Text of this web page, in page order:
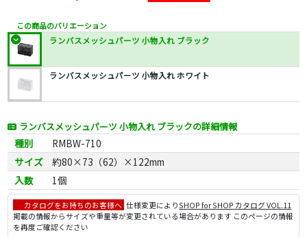
この商品のバリエーション
ランバスメッシュパーツ 小物入れ ブラック
ランバスメッシュパーツ 小物入れ ホワイト
ランバスメッシュパーツ 小物入れ ブラックの詳細情報
種別
RMBW-710
サイズ
約80×73（62）×122mm
入数
1個
カタログをお持ちのお客様へ 仕様変更によりSHOP for SHOP カタログ VOL.11
掲載の情報からサイズや重量等が変更されている場合があります このページの情報
を再度ご確認ください